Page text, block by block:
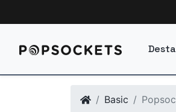
Basic